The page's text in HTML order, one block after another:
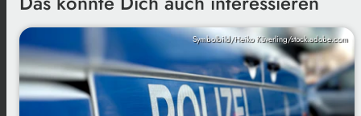
Symbolbild/Heiko Küverling/stock.adobe.com